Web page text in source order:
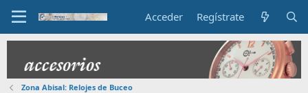
Acceder Regístrate
Zona Abisal: Relojes de Buceo